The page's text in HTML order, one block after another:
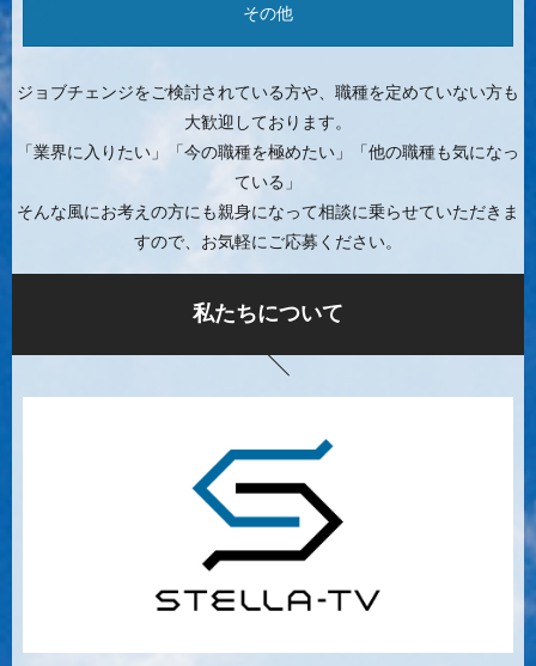
その他
ジョブチェンジをご検討されている方や、職種を定めていない方も
大歓迎しております。
「業界に入りたい」「今の職種を極めたい」「他の職種も気になっ
ている」
そんな風にお考えの方にも親身になって相談に乗らせていただきま
すので、お気軽にご応募ください。
私たちについて